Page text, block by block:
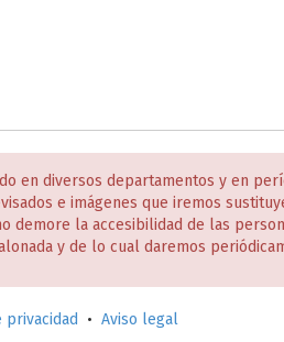
en diversos departamentos y en
e imágenes que iremos
demore la accesibilidad de las
y de lo cual daremos
privacidad • Aviso legal